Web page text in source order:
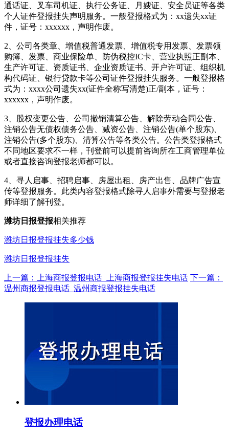
通话证、叉车司机证、执行公务证、月嫂证、安全员证等各类
个人证件登报挂失声明服务。一般登报格式为：xx遗失xx证
件，证号：xxxxxx，声明作废。
2、公司各类章、增值税普通发票、增值税专用发票、发票领
购簿、发票、商业保险单、防伪税控IC卡、营业执照正副本、
生产许可证、资质证书、企业资质证书、开户许可证、组织机
构代码证、银行贷款卡等公司证件登报挂失服务。一般登报格
式为：xxxx公司遗失xx(证件全称写清楚)正/副本，证号：
xxxxxx，声明作废。
3、股权变更公告、公司撤销清算公告、解除劳动合同公告、
注销公告无债权债务公告、减资公告、注销公告(单个股东)、
注销公告(多个股东)、清算公告等各类公告。公告类登报格式
不同地区要求不一样，刊登前可以提前咨询所在工商管理单位
或者直接咨询登报老师都可以。
4、寻人启事、招聘启事、房屋出租、房产出售、品牌广告宣
传等登报服务。此类内容登报格式除寻人启事外需要与登报老
师详细了解刊登。
潍坊日报登报相关推荐
潍坊日报登报挂失多少钱
潍坊日报登报挂失
上一篇：上海商报登报电话_上海商报登报挂失电话 下一篇：
温州商报登报电话_温州商报登报挂失电话
登报办理电话